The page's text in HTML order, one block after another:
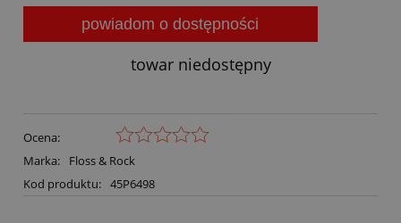
powiadom o dostępności
towar niedostępny
Ocena:
Marka:
Floss & Rock
Kod produktu: 45P6498